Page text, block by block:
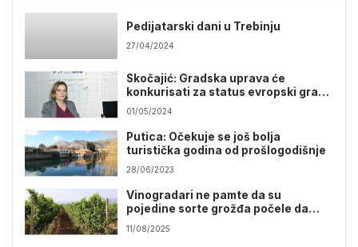
Pedijatarski dani u Trebinju
27/04/2024
Skočajić: Gradska uprava će
konkurisati za status evropski grad
sporta
01/05/2024
Putica: Očekuje se još bolja
turistička godina od prošlogodišnje
28/06/2023
Vinogradari ne pamte da su
pojedine sorte grožđa počele da
sazrijevaju već u julu
11/08/2025